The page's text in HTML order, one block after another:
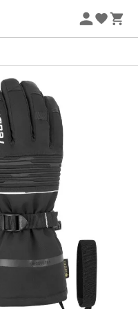
a partir de 2 produtos*